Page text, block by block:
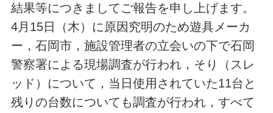
結果等につきましてご報告を申し上げます。
4月15日（木）に原因究明のため遊具メーカ
ー，石岡市，施設管理者の立会いの下で石岡
警察署による現場調査が行われ，そり（スレ
ッド）について，当日使用されていた11台と
残りの台数についても調査が行われ，すべて